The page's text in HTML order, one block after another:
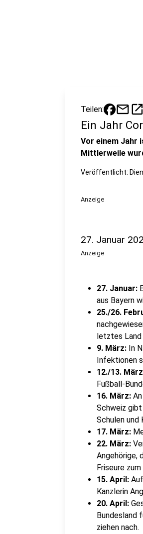
Teilen: mailopen_in_new
Ein Jahr
Vor einem Jahr
Mittlerweile
Veröffentlicht:
Anzeige
27. Januar
Anzeige
27. Januar:
aus Bayern
25./26.
letztes Land
9. März: In
Infektionen
12./13.
Fußball-
16. März:
Schweiz gibt
Schulen und
17. März:
22. März:
Angehörige,
Friseure
15. April:
Kanzlerin
20. April:
Bundesland
ziehen nach.